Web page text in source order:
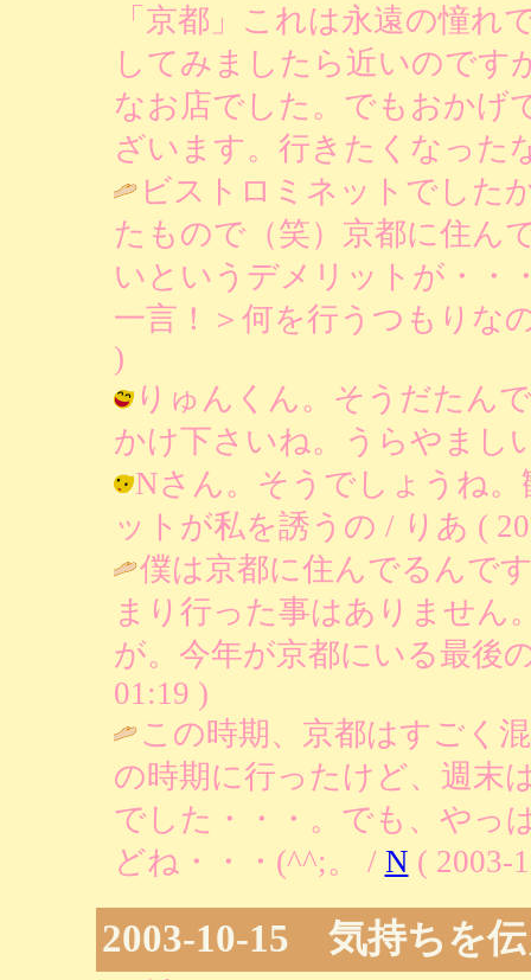
「京都」これは永遠の憧
してみましたら近いのです
なお店でした。でもおかげ
ざいます。行きたくなった
ビストロミネットでした
たもので（笑）京都に住ん
いというデメリットが・・
一言！＞何を行うつもりな
)
りゅんくん。そうだたん
かけ下さいね。うらやまし
Nさん。そうでしょうね
ットが私を誘うの / りあ (
僕は京都に住んでるんで
まり行った事はありません
が。今年が京都にいる最後
01:19 )
この時期、京都はすごく
の時期に行ったけど、週末
でした・・・。でも、やっ
どね・・・(^^;。 / N ( 2003-
2003-10-15 気持ちを